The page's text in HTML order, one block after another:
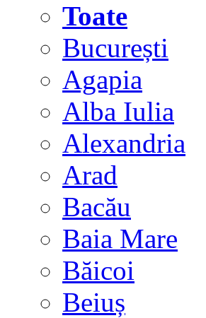
Toate
București
Agapia
Alba Iulia
Alexandria
Arad
Bacău
Baia Mare
Băicoi
Beiuș